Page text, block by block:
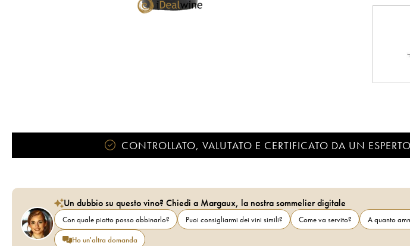
CONTROLLATO, VALUTATO E CERTIFICATO DA UN
Un dubbio su questo vino? Chiedi a Margaux, la nostra sommelier digitale
Con quale piatto posso abbinarlo? Puoi consigliarmi dei vini simili? Come va servito?
A quanto
Ho un'altra domanda